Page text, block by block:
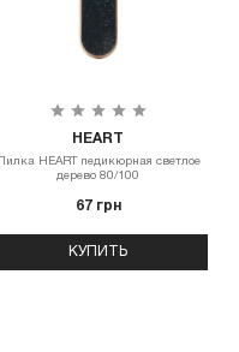
HEART
Пилка HEART педикюрная светлое
дерево 80/100
67 грн
КУПИТЬ